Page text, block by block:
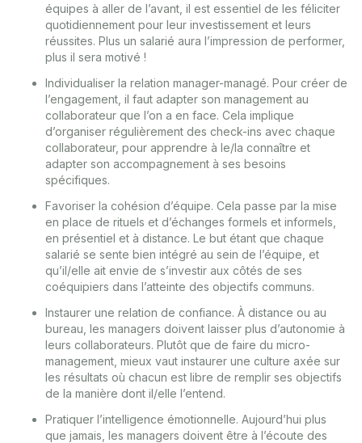
équipes à aller de l’avant, il est essentiel de les féliciter
quotidiennement pour leur investissement et leurs
réussites. Plus un salarié aura l’impression de performer,
plus il sera motivé !
Individualiser la relation manager-managé. Pour créer de
l’engagement, il faut adapter son management au
collaborateur que l’on a en face. Cela implique
d’organiser régulièrement des check-ins avec chaque
collaborateur, pour apprendre à le/la connaître et
adapter son accompagnement à ses besoins
spécifiques.
Favoriser la cohésion d’équipe. Cela passe par la mise
en place de rituels et d’échanges formels et informels,
en présentiel et à distance. Le but étant que chaque
salarié se sente bien intégré au sein de l’équipe, et
qu’il/elle ait envie de s’investir aux côtés de ses
coéquipiers dans l’atteinte des objectifs communs.
Instaurer une relation de confiance. À distance ou au
bureau, les managers doivent laisser plus d’autonomie à
leurs collaborateurs. Plutôt que de faire du micro-
management, mieux vaut instaurer une culture axée sur
les résultats où chacun est libre de remplir ses objectifs
de la manière dont il/elle l’entend.
Pratiquer l’intelligence émotionnelle. Aujourd’hui plus
que jamais, les managers doivent être à l’écoute des